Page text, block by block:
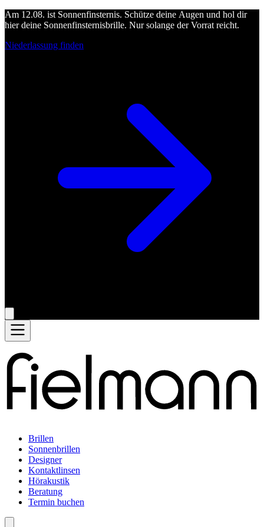
Am 12.08. ist Sonnenfinsternis. Schütze deine Augen und hol dir
hier deine Sonnenfinsternisbrille. Nur solange der Vorrat reicht.
Niederlassung finden
Brillen
Sonnenbrillen
Designer
Kontaktlinsen
Hörakustik
Beratung
Termin buchen